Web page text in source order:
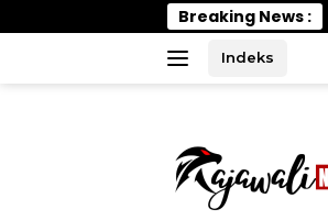
ke
Breaking News :
Indeks